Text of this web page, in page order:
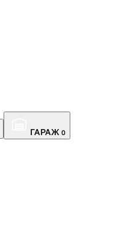
ГАРАЖ 0